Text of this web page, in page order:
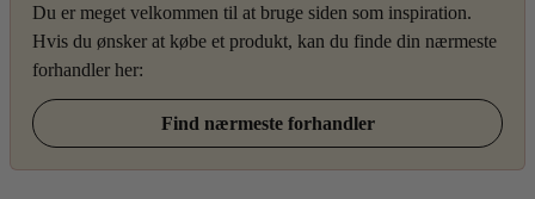
Du er meget velkommen til at bruge siden som inspiration.
Hvis du ønsker at købe et produkt, kan du finde din nærmeste
forhandler her:
Find nærmeste forhandler